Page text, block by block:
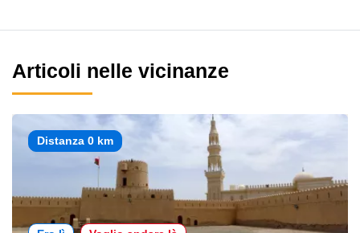
Articoli nelle vicinanze
Distanza 0 km